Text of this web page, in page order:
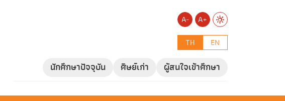
A-
A+
TH
EN
นักศึกษาปัจจุบัน ศิษย์เก่า ผู้สนใจเข้าศึกษา